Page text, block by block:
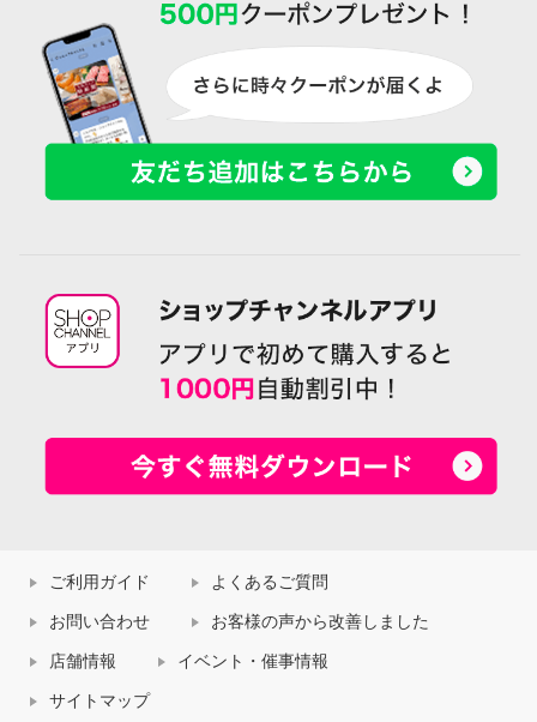
ご利用ガイド よくあるご質問
お問い合わせ お客様の声から改善しました
店舗情報 イベント・催事情報
サイトマップ